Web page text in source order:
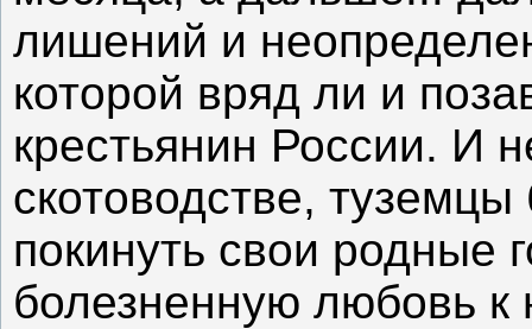
лишений и
которой вряд ли и
крестьянин России. И
скотоводстве,
покинуть свои родные
болезненную любовь к